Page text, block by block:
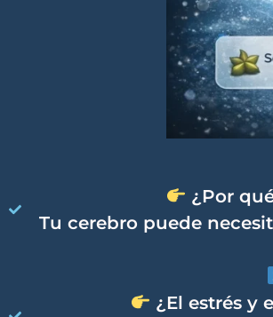
¿Por
Tu cerebro puede
¿El estrés y